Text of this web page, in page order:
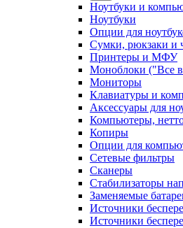
Ноутбуки и
Ноутбуки
Опции для
Сумки, рюкзаки и
Принтеры и МФУ
Моноблоки ("Все
Мониторы
Клавиатуры и
Аксессуары для
Компьютеры,
Копиры
Опции для
Сетевые фильтры
Сканеры
Стабилизаторы
Заменяемые
Источники
Источники